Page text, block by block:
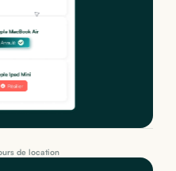
de location